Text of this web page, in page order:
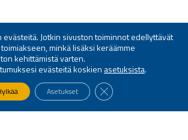
evästeitä. Jotkin sivuston toiminnot edellyttävät
minkä lisäksi keräämme
kehittämistä varten.
evästeitä koskien asetuksista.
Asetukset SULJE